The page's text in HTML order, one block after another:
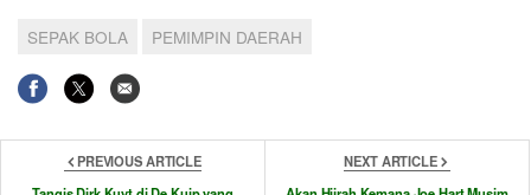
SEPAK BOLA PEMIMPIN DAERAH
PREVIOUS ARTICLE
NEXT ARTICLE